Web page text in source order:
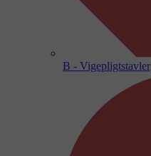
B - Vigepligtstavler